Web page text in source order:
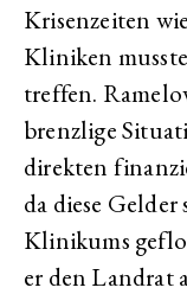
Krisenzeiten
Kliniken
treffen.
brenzlige
direkten
da diese
Klinikums
er den Landrat